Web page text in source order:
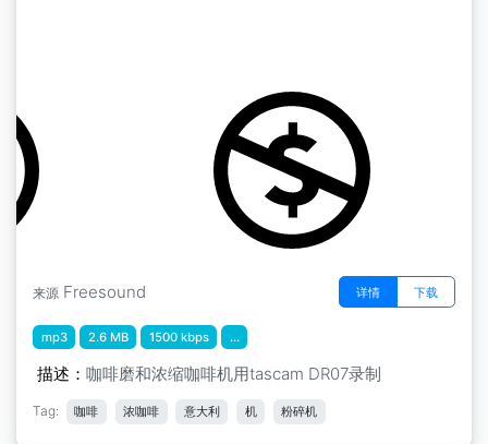
来源 Freesound 详情 下载
mp3 2.6 MB 1500 kbps ...
描述： 咖啡磨和浓缩咖啡机用tascam DR07录制
Tag: 咖啡 浓咖啡 意大利 机 粉碎机